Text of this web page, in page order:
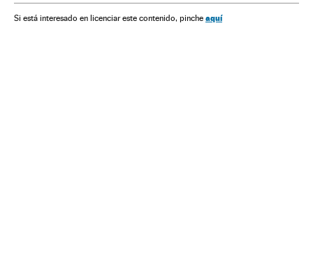
América do Sul América Latina Governo
Si está interesado en licenciar este contenido, pinche aquí